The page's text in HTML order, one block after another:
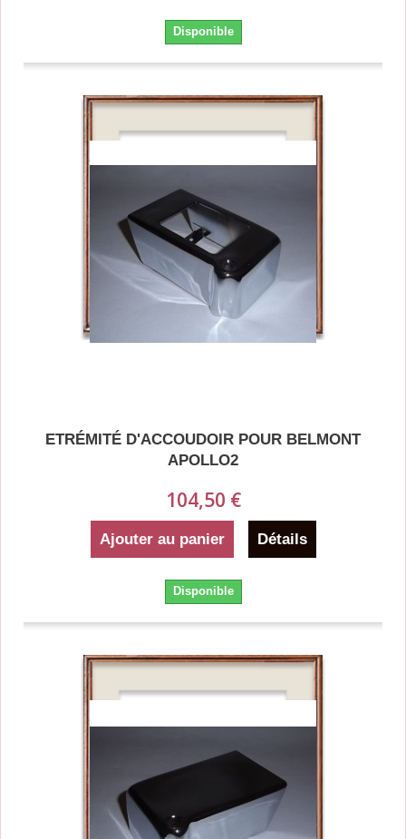
Disponible
ETRÉMITÉ D'ACCOUDOIR POUR BELMONT
APOLLO2
104,50 €
Ajouter au panier Détails
Disponible